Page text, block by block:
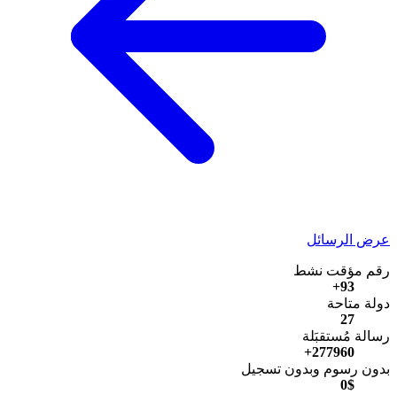
عرض الرسائل
رقم مؤقت نشط
93+
دولة متاحة
27
رسالة مُستقبَلة
277960+
بدون رسوم وبدون تسجيل
0$